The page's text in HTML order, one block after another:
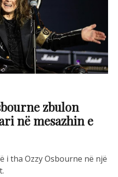
zbulon
në mesazhin e
i tha Ozzy Osbourne në një